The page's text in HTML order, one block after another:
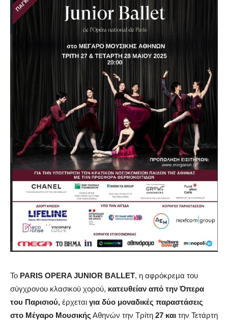
Το PARIS OPERA JUNIOR BALLET, η αφρόκρεμα του
σύγχρονου κλασικού χορού, κατευθείαν από την Όπερα
του Παρισιού, έρχεται για δύο μοναδικές παραστάσεις
στο Μέγαρο Μουσικής Αθηνών την Τρίτη 27 και την Τετάρτη